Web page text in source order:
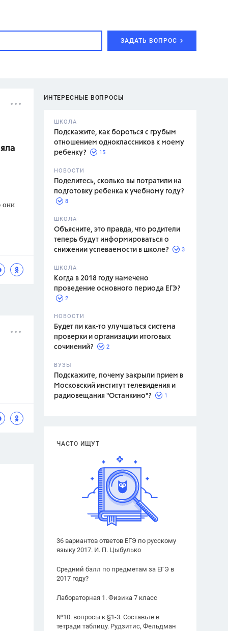
ЗАДАТЬ ВОПРОС
ИНТЕРЕСНЫЕ ВОПРОСЫ
ШКОЛА
Подскажите, как бороться с грубым
отношением одноклассников к моему
ребенку?
15
НОВОСТИ
Поделитесь, сколько вы потратили на
подготовку ребенка к учебному году?
8
ШКОЛА
Объясните, это правда, что родители
теперь будут информироваться о
снижении успеваемости в школе?
3
ШКОЛА
Когда в 2018 году намечено
проведение основного периода ЕГЭ?
2
НОВОСТИ
Будет ли как-то улучшаться система
проверки и организации итоговых
сочинений?
2
ВУЗЫ
Подскажите, почему закрыли прием в
Московский институт телевидения и
радиовещания "Останкино"?
1
ЧАСТО ИЩУТ
36 вариантов ответов ЕГЭ по русскому
языку 2017. И. П. Цыбулько
Средний балл по предметам за ЕГЭ в
2017 году?
Лабораторная 1. Физика 7 класс
№10. вопросы к §1-3. Составьте в
тетради таблицу. Рудзитис, Фельдман
они